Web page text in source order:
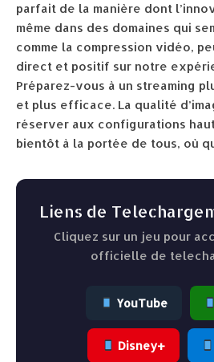
parfait de la manière dont
même dans des domaines qui
comme la compression vidéo,
direct et positif sur notre
Préparez-vous à un streaming
et plus efficace. La qualité
réserver aux configurations
bientôt à la portée de tous, où
Liens de
Cliquez sur un jeu pour
officielle de
YouTube
Disney+